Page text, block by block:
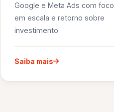
Google e Meta Ads com foco
em escala e retorno sobre
investimento.
Saiba mais